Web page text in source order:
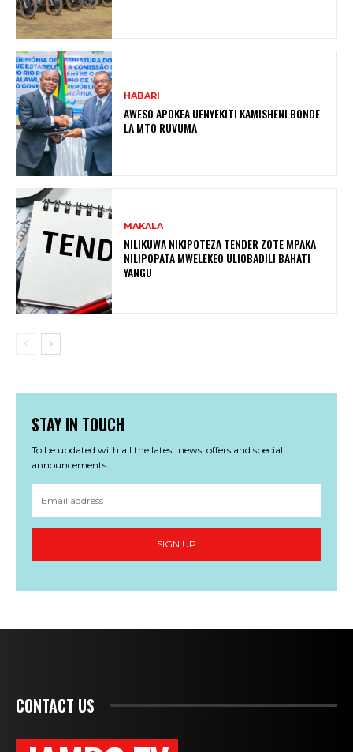
HABARI
AWESO APOKEA UENYEKITI KAMISHENI BONDE
LA MTO RUVUMA
MAKALA
NILIKUWA NIKIPOTEZA TENDER ZOTE MPAKA
NILIPOPATA MWELEKEO ULIOBADILI BAHATI
YANGU
STAY IN TOUCH
To be updated with all the latest news, offers and special
announcements.
SIGN UP
CONTACT US